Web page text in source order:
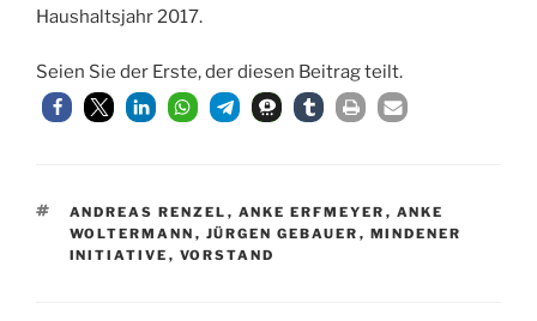
Haushaltsjahr 2017.
Seien Sie der Erste, der diesen Beitrag teilt.
SCHLAGWÖRTER
ANDREAS RENZEL , ANKE ERFMEYER , ANKE
WOLTERMANN , JÜRGEN GEBAUER , MINDENER
INITIATIVE , VORSTAND